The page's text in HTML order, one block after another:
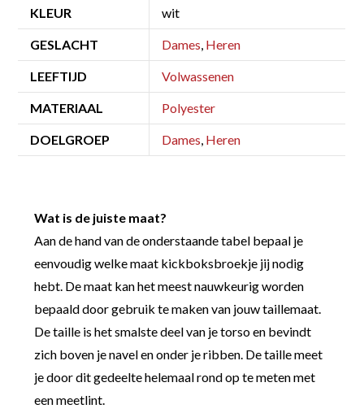
KLEUR wit
GESLACHT Dames, Heren
LEEFTIJD Volwassenen
MATERIAAL Polyester
DOELGROEP Dames, Heren
Wat is de juiste maat?
Aan de hand van de onderstaande tabel bepaal je
eenvoudig welke maat kickboksbroekje jij nodig
hebt. De maat kan het meest nauwkeurig worden
bepaald door gebruik te maken van jouw taillemaat.
De taille is het smalste deel van je torso en bevindt
zich boven je navel en onder je ribben. De taille meet
je door dit gedeelte helemaal rond op te meten met
een meetlint.